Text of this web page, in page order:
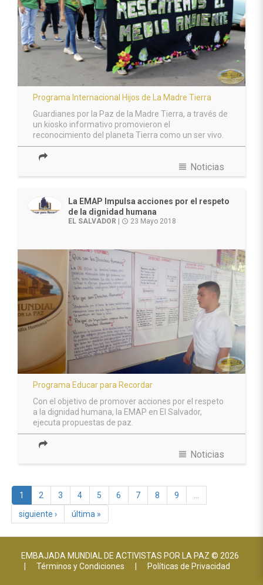
Programa Internacional Hijos de La Madre Tierra
Guardianes por la Paz de la Madre Tierra, a través de
un kiosko informativo promovieron el
reconocimiento del planeta Tierra como un ser vivo.
view_headline Noticias
La EMAP Impulsa acciones por el respeto
de la dignidad humana
EL SALVADOR access_time 23 Mayo 2018
Programa Educar para Recordar
Con el objetivo de promover acciones por el respeto
a la dignidad humana, la EMAP en El Salvador,
ejecuta propuestas de paz.
view_headline Noticias
1 2 3 4 5 6 7 8 9
siguiente ›
última »
EMBAJADA MUNDIAL DE ACTIVISTAS POR LA PAZ © 2026
Términos y Condiciones Políticas de Privacidad